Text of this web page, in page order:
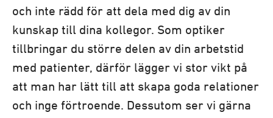
och inte rädd för att dela med dig av din
kunskap till dina kollegor. Som optiker
tillbringar du större delen av din arbetstid
med patienter, därför lägger vi stor vikt på
att man har lätt till att skapa goda relationer
och inge förtroende. Dessutom ser vi gärna